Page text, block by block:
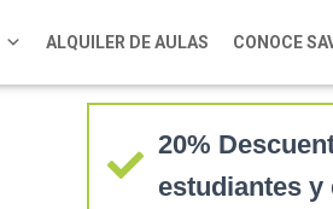
ALQUILER DE AULAS CONOCE
Arte y
20%
estudiantes y